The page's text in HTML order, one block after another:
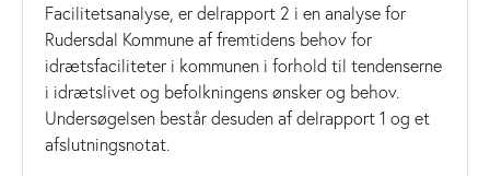
Facilitetsanalyse, er delrapport 2 i en analyse for
Rudersdal Kommune af fremtidens behov for
idrætsfaciliteter i kommunen i forhold til tendenserne
i idrætslivet og befolkningens ønsker og behov.
Undersøgelsen består desuden af delrapport 1 og et
afslutningsnotat.